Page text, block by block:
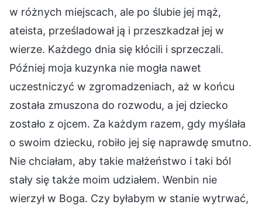
w różnych miejscach, ale po ślubie jej mąż,
ateista, prześladował ją i przeszkadzał jej w
wierze. Każdego dnia się kłócili i sprzeczali.
Później moja kuzynka nie mogła nawet
uczestniczyć w zgromadzeniach, aż w końcu
została zmuszona do rozwodu, a jej dziecko
zostało z ojcem. Za każdym razem, gdy myślała
o swoim dziecku, robiło jej się naprawdę smutno.
Nie chciałam, aby takie małżeństwo i taki ból
stały się także moim udziałem. Wenbin nie
wierzył w Boga. Czy byłabym w stanie wytrwać,